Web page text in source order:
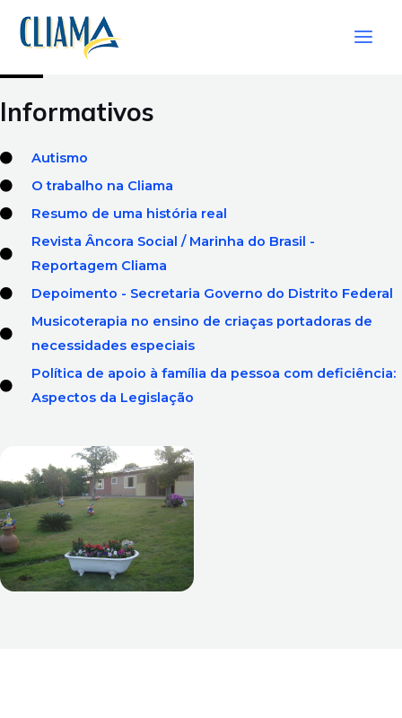
para
conteúdo
Informativos
Autismo
O trabalho na Cliama
Resumo de uma história real
Revista Âncora Social / Marinha do Brasil -
Reportagem Cliama
Depoimento - Secretaria Governo do Distrito Federal
Musicoterapia no ensino de criaças portadoras de
necessidades especiais
Política de apoio à família da pessoa com deficiência:
Aspectos da Legislação